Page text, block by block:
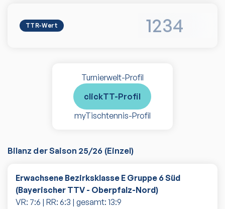
TTR-Wert 1234
Turnierwelt-Profil
clickTT-Profil
myTischtennis-Profil
Bilanz der Saison 25/26 (Einzel)
Erwachsene Bezirksklasse E Gruppe 6 Süd
(Bayerischer TTV - Oberpfalz-Nord)
VR: 7:6 | RR: 6:3 | gesamt: 13:9